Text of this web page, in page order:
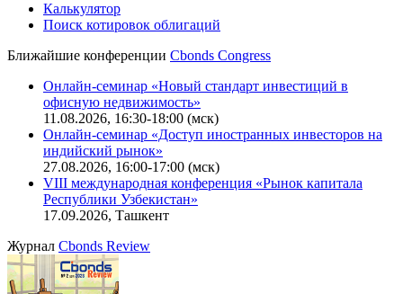
IT-аккредитация
Поиск котировок облигаций
Ближайшие конференцииCbonds Congress
Онлайн-семинар «Новый стандарт инвестиций в
офисную недвижимость»
11.08.2026, 16:30-18:00 (мск)
Онлайн-семинар «Доступ иностранных инвесторов на
индийский рынок»
VIII международная конференция «Рынок капитала
Республики Узбекистан»
17.09.2026, Ташкент